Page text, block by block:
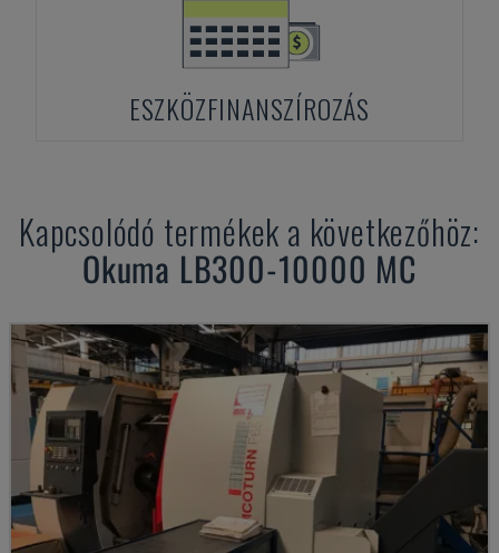
ESZKÖZFINANSZÍROZÁS
Kapcsolódó termékek a következőhöz:
Okuma LB300-10000 MC